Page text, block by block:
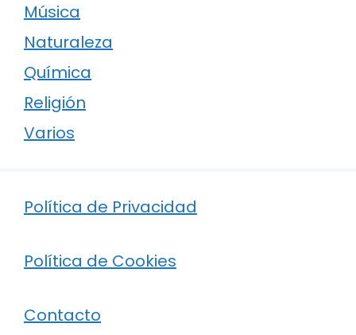
Música
Naturaleza
Química
Religión
Varios
Política de Privacidad
Política de Cookies
Contacto